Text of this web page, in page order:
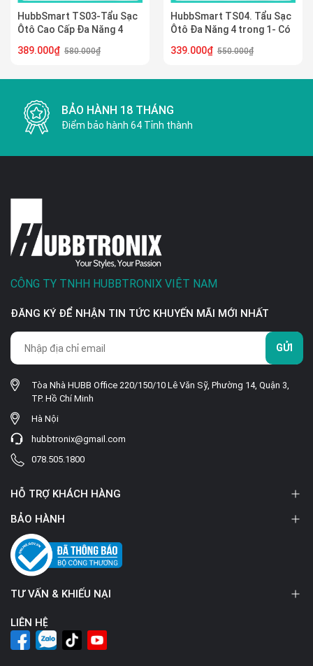
HubbSmart TS03-Tẩu Sạc
Ôtô Cao Cấp Đa Năng 4
Nhanh 120W Cho Điện
di dộng
389.000₫ 580.000₫
HubbSmart TS04. Tẩu Sạc
Ôtô Đa Năng 4 trong 1- Có
Cho Điện Thoại, Laptop, Và
339.000₫ 550.000₫
BẢO HÀNH 18 THÁNG
Điểm bảo hành 64 Tỉnh thành
CÔNG TY TNHH HUBBTRONIX VIỆT NAM
ĐĂNG KÝ ĐỂ NHẬN TIN TỨC KHUYẾN MÃI MỚI NHẤT
GỬI
Tòa Nhà HUBB Office 220/150/10 Lê Văn Sỹ, Phường 14, Quận 3,
TP. Hồ Chí Minh
Hà Nội
hubbtronix@gmail.com
078.505.1800
HỖ TRỢ KHÁCH HÀNG
BẢO HÀNH
TƯ VẤN & KHIẾU NẠI
LIÊN HỆ